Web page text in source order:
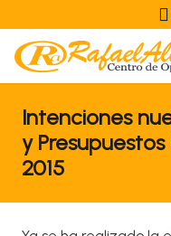
Intenciones
y
2015